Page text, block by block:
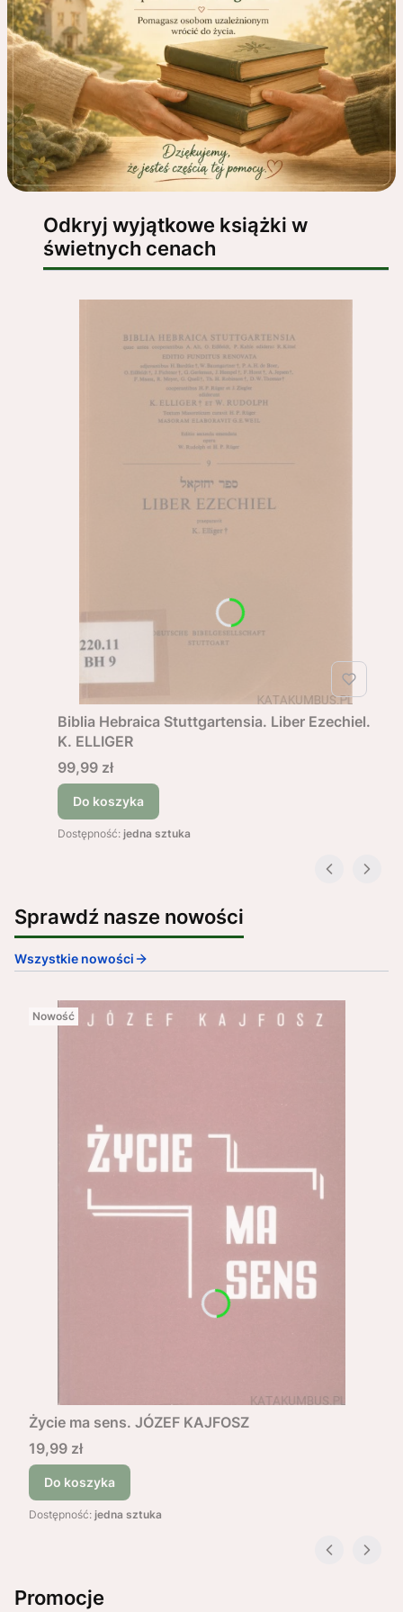
Odkryj wyjątkowe książki w
świetnych cenach
Biblia Hebraica Stuttgartensia. Liber Ezechiel.
K. ELLIGER
Cena
99,99 zł
Do koszyka
Dostępność: jedna sztuka
Sprawdź nasze nowości
Wszystkie nowości
Nowość
Życie ma sens. JÓZEF KAJFOSZ
Cena
19,99 zł
Do koszyka
Dostępność: jedna sztuka
Promocje